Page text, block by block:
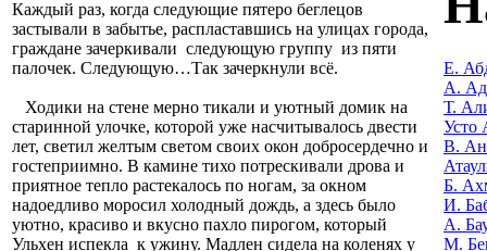
Каждый раз, когда следующие пятеро беглецов
застывали в забытье, распластавшись на улицах города,
граждане зачеркивали следующую группу из пяти
палочек. Следующую…Так зачеркнули всё.
Ходики на стене мерно тикали и уютный домик на
старинной улочке, которой уже насчитывалось двести
лет, светил желтым светом своих окон добросердечно и
гостеприимно. В камине тихо потрескивали дрова и
приятное тепло растекалось по ногам, за окном
надоедливо моросил холодный дождь, а здесь было
уютно, красиво и вкусно пахло пирогом, который
Ульхен испекла к ужину. Мадлен сидела на коленях у
Е.
А.
Т.
Усто
В.
Б.
И.
А.
М.